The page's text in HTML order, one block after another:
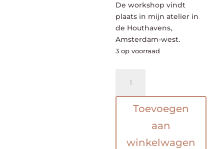
De workshop vindt
plaats in mijn atelier in
de Houthavens,
Amsterdam-west.
3 op voorraad
eigen
shibori
worksop
Toevoegen
aan
winkelwagen